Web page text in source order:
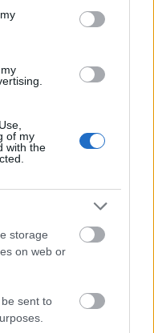
of my
with the
storage
on web or
sent to